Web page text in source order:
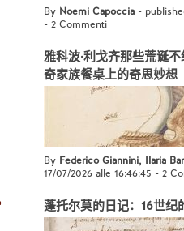
By Noemi Capoccia -
- 2 Commenti
雅科波·利戈齐那些荒诞
奇家族餐桌上的奇思妙想
By Federico Giannini, Ilaria
17/07/2026 alle 16:46:45 - 2
蓬托尔莫的日记：16世纪